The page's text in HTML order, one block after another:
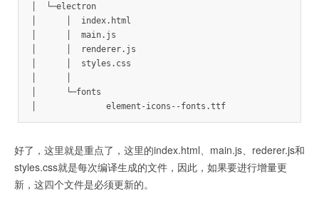
│  └─electron
│      │  index.html
│      │  main.js
│      │  renderer.js
│      │  styles.css
│      └─fonts
│              element-icons--fonts.ttf
好了，这里就是重点了，这里的index.html、main.js、rederer.js和
styles.css就是每次编译生成的文件，因此，如果要进行增量更
新，这四个文件是必须更新的。